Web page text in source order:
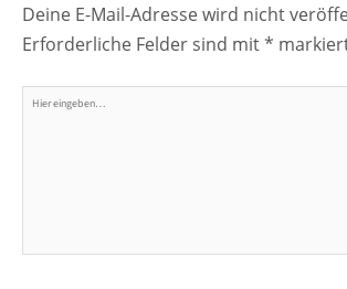
Deine E-Mail-Adresse wird nicht
Erforderliche Felder sind mit*
Hier